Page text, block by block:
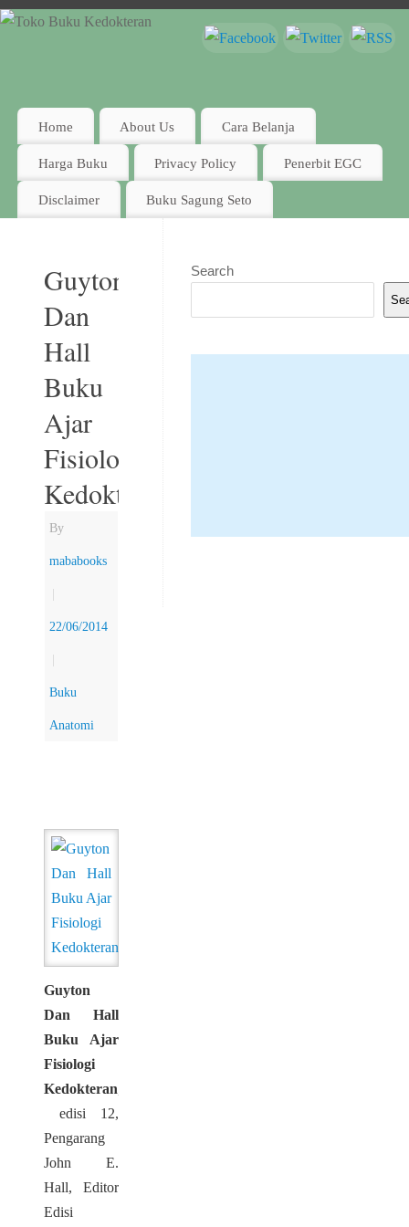
Home About Us Cara Belanja
Harga Buku Privacy Policy Penerbit EGC
Disclaimer Buku Sagung Seto
Guyton
Dan
Hall
Buku
Ajar
Fisiologi
Kedokteran
By
mababooks
|
22/06/2014
|
Buku
Anatomi
Guyton
Dan Hall
Buku Ajar
Fisiologi
Kedokteran
edisi 12,
Pengarang
John E.
Hall, Editor
Edisi
Search